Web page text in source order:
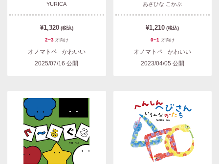
YURICA
¥1,320 (税込)
2~3 才向け
オノマトペ
かわいい
2025/07/16 公開
あさひな こかぶ
¥1,210 (税込)
0~1 才向け
オノマトペ
かわいい
2023/04/05 公開